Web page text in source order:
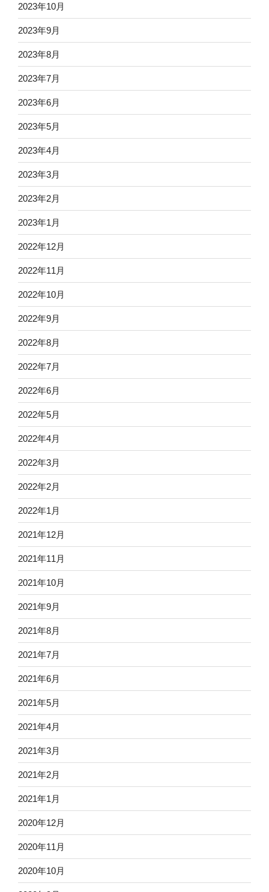
2023年10月
2023年9月
2023年8月
2023年7月
2023年6月
2023年5月
2023年4月
2023年3月
2023年2月
2023年1月
2022年12月
2022年11月
2022年10月
2022年9月
2022年8月
2022年7月
2022年6月
2022年5月
2022年4月
2022年3月
2022年2月
2022年1月
2021年12月
2021年11月
2021年10月
2021年9月
2021年8月
2021年7月
2021年6月
2021年5月
2021年4月
2021年3月
2021年2月
2021年1月
2020年12月
2020年11月
2020年10月